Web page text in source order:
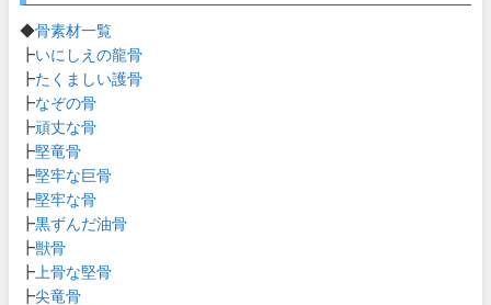
◆骨素材一覧
┣いにしえの龍骨
┣たくましい護骨
┣なぞの骨
┣頑丈な骨
┣堅竜骨
┣堅牢な巨骨
┣堅牢な骨
┣黒ずんだ油骨
┣獣骨
┣ 上骨な堅骨
┣尖竜骨